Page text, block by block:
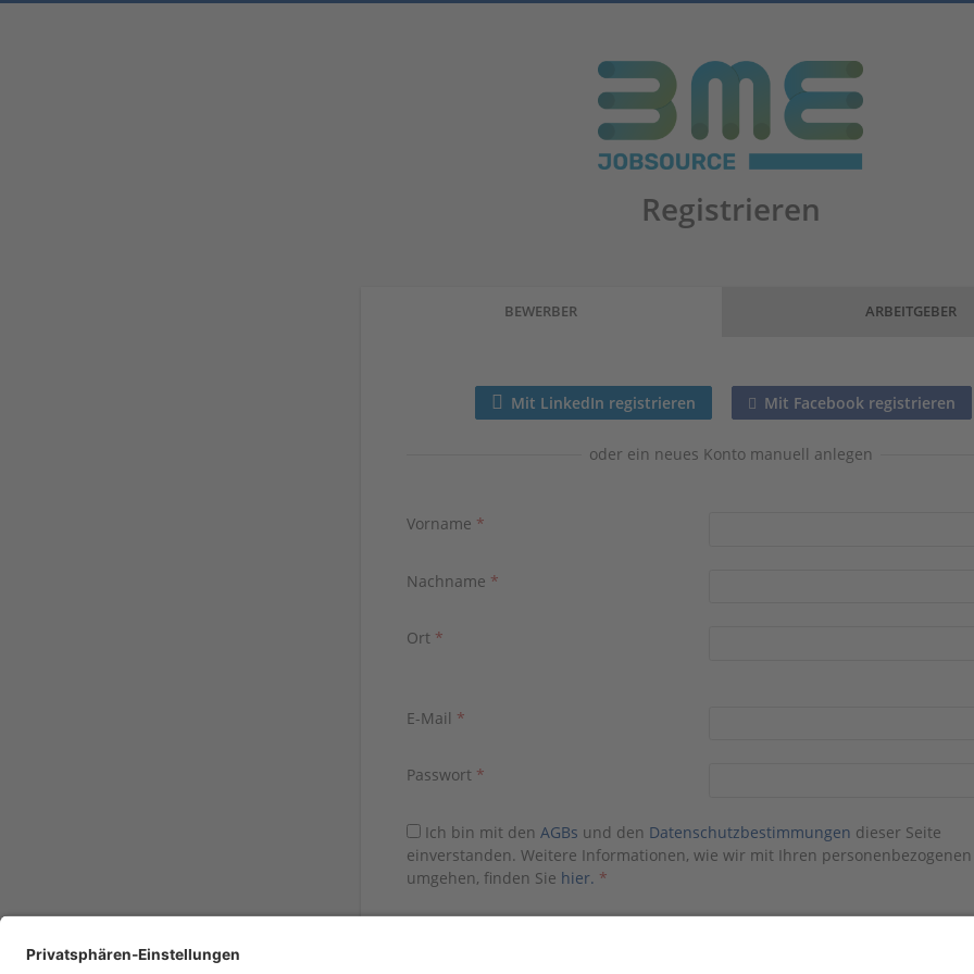
Registrieren
BEWERBER ARBEITGEBER
Mit LinkedIn registrieren Mit Facebook registrieren
oder ein neues Konto manuell anlegen
Vorname *
Nachname *
Ort *
E-Mail *
Passwort *
Ich bin mit denAGBs und den Datenschutzbestimmungen dieser Seite
einverstanden. Weitere Informationen, wie wir mit Ihren personenbezogenen
umgehen, finden Sie hier. *